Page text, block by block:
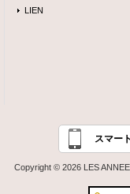
LIEN
スマー
Copyright © 2026 LES